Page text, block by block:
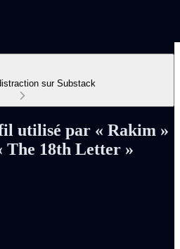
sur Substack
utilisé par « Rakim »
The 18th Letter »